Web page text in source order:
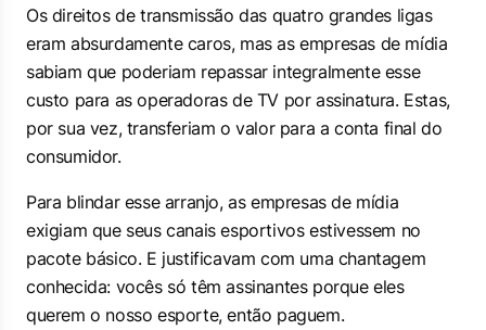
Os direitos de transmissão das quatro grandes ligas
eram absurdamente caros, mas as empresas de mídia
sabiam que poderiam repassar integralmente esse
custo para as operadoras de TV por assinatura. Estas,
por sua vez, transferiam o valor para a conta final do
consumidor.
Para blindar esse arranjo, as empresas de mídia
exigiam que seus canais esportivos estivessem no
pacote básico. E justificavam com uma chantagem
conhecida: vocês só têm assinantes porque eles
querem o nosso esporte, então paguem.